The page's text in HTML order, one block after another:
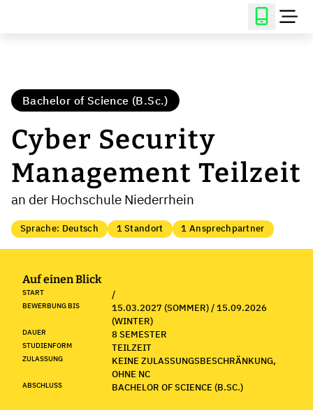
Bachelor of Science (B.Sc.)
Cyber Security
Management Teilzeit
an der Hochschule Niederrhein
Sprache: Deutsch 1 Standort 1 Ansprechpartner
Auf einen Blick
START /
BEWERBUNG BIS
15.03.2027 (SOMMER) / 15.09.2026
(WINTER)
DAUER 8 SEMESTER
STUDIENFORM TEILZEIT
ZULASSUNG
KEINE ZULASSUNGSBESCHRÄNKUNG,
OHNE NC
ABSCHLUSS BACHELOR OF SCIENCE (B.SC.)